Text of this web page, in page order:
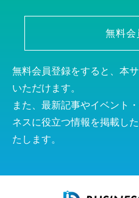
無料会
無料会員登録をすると、本
いただけます。
また、最新記事やイベント
ネスに役立つ情報を掲載し
たします。